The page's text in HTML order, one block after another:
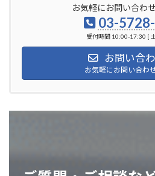
お気軽にお問い合わ
03-
受付時間 10:00-17:30 [
お問い合
お気軽にお問い合わ